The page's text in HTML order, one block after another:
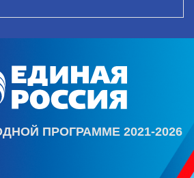
ПРОГРАММЕ 2021-2026